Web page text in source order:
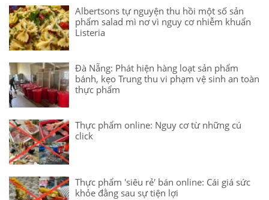
Albertsons tự nguyện thu hồi một số sản
phẩm salad mì nơ vì nguy cơ nhiễm khuẩn
Listeria
Đà Nẵng: Phát hiện hàng loạt sản phẩm
bánh, kẹo Trung thu vi phạm vệ sinh an toàn
thực phẩm
Thực phẩm online: Nguy cơ từ những cú
click
Thực phẩm 'siêu rẻ' bán online: Cái giá sức
khỏe đằng sau sự tiện lợi